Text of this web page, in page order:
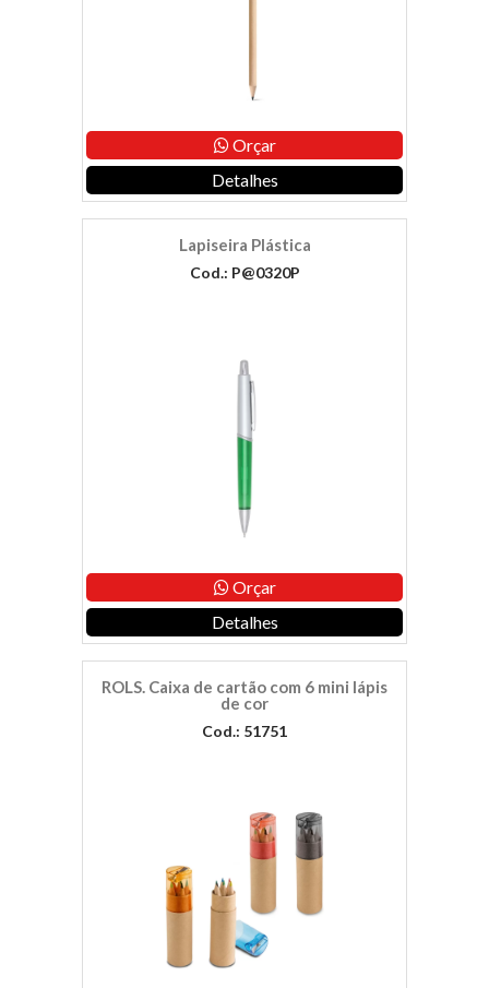
Orçar
Detalhes
Lapiseira Plástica
Cod.: P@0320P
Orçar
Detalhes
ROLS. Caixa de cartão com 6 mini lápis
de cor
Cod.: 51751